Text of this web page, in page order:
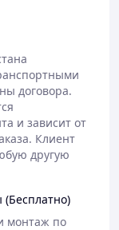
ковки вы
договора.
и зависит от
Клиент
другую
монтаж по